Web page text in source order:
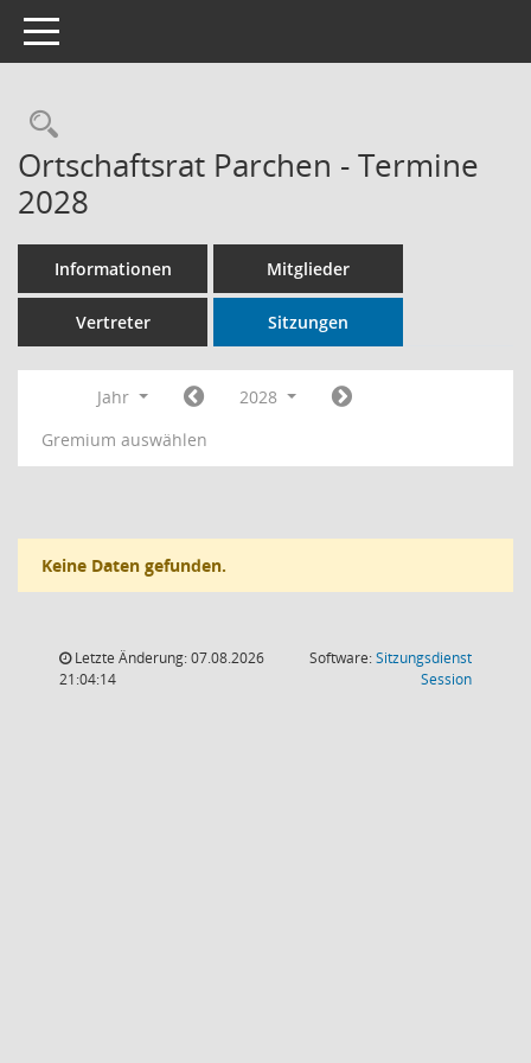
Toggle navigation
Rechercheauswahl
Ortschaftsrat Parchen - Termine
2028
Informationen Mitglieder
Vertreter Sitzungen
Jahr
2028
Gremium auswählen
Keine Daten gefunden.
Letzte Änderung: 07.08.2026
21:04:14
Software:Sitzungsdienst
Session(Wird in